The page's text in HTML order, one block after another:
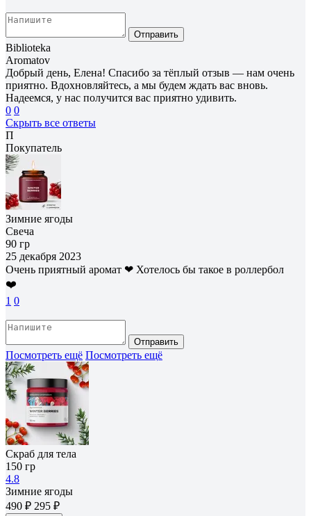
Отправить
Biblioteka
Aromatov
Добрый день, Елена! Спасибо за тёплый отзыв — нам очень
приятно. Вдохновляйтесь, а мы будем ждать вас вновь.
Надеемся, у нас получится вас приятно удивить.
0 0
Скрыть все ответы
П
Покупатель
Зимние ягоды
Свеча
90 гр
25 декабря 2023
Очень приятный аромат ❤ Хотелось бы такое в роллербол
❤️
1 0
Отправить
Посмотреть ещё Посмотреть ещё
Скраб для тела
150 гр
4.8
Зимние ягоды
490 ₽ 295 ₽